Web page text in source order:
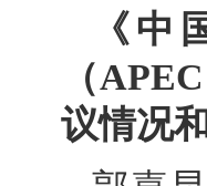
《中
（
议情况